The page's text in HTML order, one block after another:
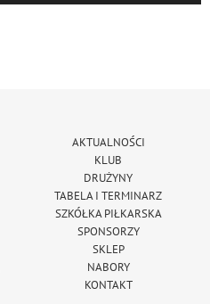
AKTUALNOŚCI
KLUB
DRUŻYNY
TABELA I TERMINARZ
SZKÓŁKA PIŁKARSKA
SPONSORZY
SKLEP
NABORY
KONTAKT